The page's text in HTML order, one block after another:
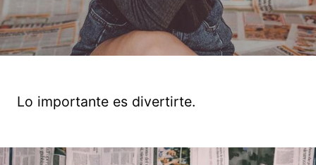
Lo importante es divertirte.